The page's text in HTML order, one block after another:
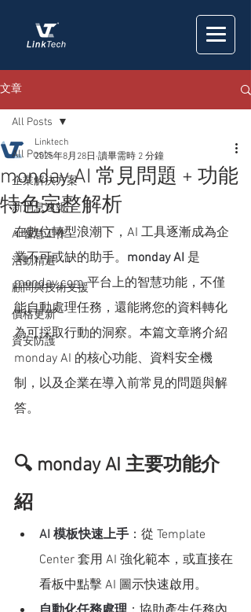
文章
All Posts
企業解決方案
新消息速報
AI 智慧工作
活動精選
顧問與技術支援
價格更新
資安防護
All Posts
monday AI 常見問題 + 功能
特色完整解析
Linktech
2025年8月28日 讀畢需時 2 分鐘
在數位轉型浪潮下，AI 工具逐漸成為企
業不可或缺的助手。 monday AI 是
monday.com 平台上的智慧功能，不僅
能自動處理任務，還能將您的資料轉化
為可採取行動的洞察。本篇文章將介紹
monday AI 的核心功能、資料安全機
制，以及企業在導入前常見的問題與解
答。
🔍 monday AI 主要功能介
紹
AI 模板快速上手 ：從 Template
Center 套用 AI 強化範本，或直接在
看板中點擊 AI 圖示快速啟用。